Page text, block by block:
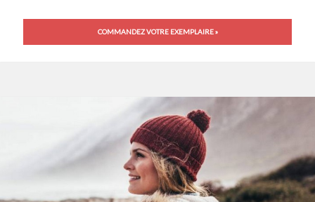
COMMANDEZ VOTRE EXEMPLAIRE »